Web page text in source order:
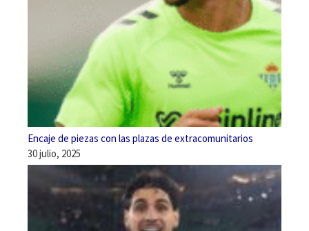
Encaje de piezas con las plazas de extracomunitarios
30 julio, 2025